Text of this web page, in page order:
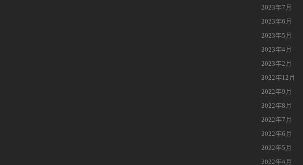
2023年7月
2023年6月
2023年5月
2023年4月
2023年2月
2022年12月
2022年9月
2022年8月
2022年7月
2022年6月
2022年5月
2022年4月